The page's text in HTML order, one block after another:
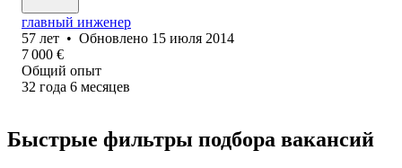
главный инженер
57 лет • Обновлено 15 июля 2014
7 000 €
Общий опыт
32 года 6 месяцев
Быстрые фильтры подбора вакансий